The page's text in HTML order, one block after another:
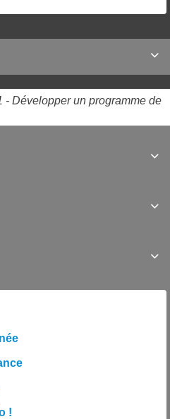

- Développer un programme de



!